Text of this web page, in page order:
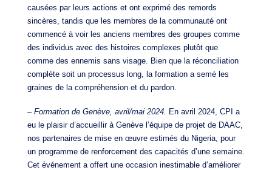
causées par leurs actions et ont exprimé des remords
sincères, tandis que les membres de la communauté ont
commencé à voir les anciens membres des groupes comme
des individus avec des histoires complexes plutôt que
comme des ennemis sans visage. Bien que la réconciliation
complète soit un processus long, la formation a semé les
graines de la compréhension et du pardon.
– Formation de Genève, avril/mai 2024. En avril 2024, CPI a
eu le plaisir d’accueillir à Genève l’équipe de projet de DAAC,
nos partenaires de mise en œuvre estimés du Nigeria, pour
un programme de renforcement des capacités d’une semaine.
Cet événement a offert une occasion inestimable d’améliorer